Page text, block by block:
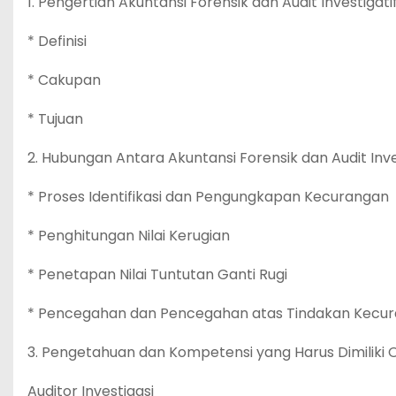
* Definisi
* Cakupan
* Tujuan
2. Hubungan Antara Akuntansi Forensik dan Audit
* Proses Identifikasi dan Pengungkapan Kecurangan
* Penghitungan Nilai Kerugian
* Penetapan Nilai Tuntutan Ganti Rugi
* Pencegahan dan Pencegahan atas Tindakan
3. Pengetahuan dan Kompetensi yang Harus Dimiliki
Auditor Investigasi